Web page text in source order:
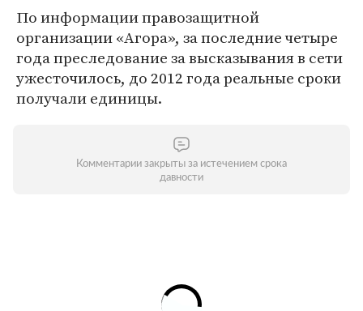
По информации правозащитной
организации «Агора», за последние четыре
года преследование за высказывания в сети
ужесточилось, до 2012 года реальные сроки
получали единицы.
Комментарии закрыты за истечением срока
давности